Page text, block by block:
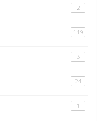
2
119
3
24
1